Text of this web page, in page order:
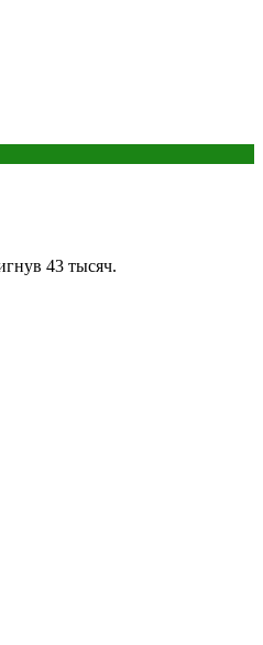
43 тысяч.